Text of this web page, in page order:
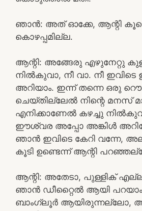
ഞാൻ: അത് ഓക്കേ, ആന്റി
കൊഴപ്പമില്ല.
ആന്റി: അങ്ങേരു എഴുനേറ്റു
നിൽകുവാ, നീ വാ. നീ ഇവിടെ
അറിയാം. ഇന്ന് തന്നെ ഒരു
ചെയ്തില്ലേൽ നിന്റെ മനസ്
എനിക്കാണേൽ കഴച്ചു
ഈശ്വര അപ്പോ അങ്കിൾ
ഞാൻ ഇവിടെ കേറി വന്നേ,
കൂടി ഉണ്ടെന്ന് ആന്റി
ആന്റി: അതേടാ, പുള്ളിക്
ഞാൻ ഡീറ്റൈൽ ആയി
ബാംഗ്ലൂർ ആയിരുന്നല്ലോ,